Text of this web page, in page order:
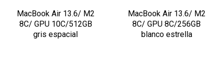
MacBook Air 13.6/ M2
8C/ GPU 10C/512GB
gris espacial
MacBook Air 13.6/ M2
8C/ GPU 8C/256GB
blanco estrella